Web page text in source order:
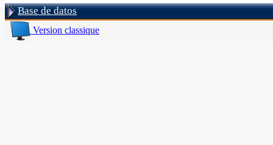
Base de datos
Version classique